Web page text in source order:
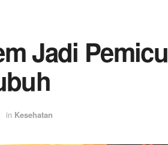
Jadi Pemicu
in Kesehatan